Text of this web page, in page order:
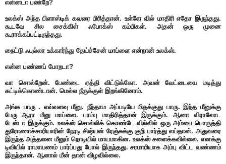
என்னடா பண்றே?
உலக்ஸ் அந்த பிளாஸ்டிக் கவரை பிரித்தான். உள்ளே வில் மாதிரி எதோ இருந்தது.
கூடவே சில சைக்கிள் ஃபோக்ஸ் கம்பிகள். அதன் ஒரு முனை
கூராக்கப்பட்டிருந்தது.
நைட்டு ஃபுல்லா உக்கார்ந்து தேய்ச்சேன் மாப்ளை என்றான் உலக்ஸ்.
என்ன பண்ணப் போறடா?
வா சொல்றேன். பேண்டை ஏத்தி விட்டுக்கோ. அவன் வேட்டையை மடித்து
கட்டிக்கொண்டான். மெல்ல நீருக்குள் இறங்கினோம்.
அங்க பாரு . எவ்வளவு மீனு. நீந்தாம அப்படியே மிதக்குது பாரு. இந்த மீனுக்கு
பேரு ஆரா மீனு மாப்ளை. பாம்பு மாதிரித்தான் இருக்கும். ஆனா விராலோட
டேஸ்டா இருக்கும். உலக்ஸ் சொல்லிக் கொண்டே வில்லில் ஒரு அம்பை பொருத்தி
துரோணாச்சாரியாரின் நேரடி சிஷ்யன் ரேஞ்சுக்கு குறி பார்த்து எய்தான். அதுவரை
இருந்த அத்தனை மீனும் நொடியில் மாயமாகின. உலக்ஸ் சளைக்கவில்லை. எனக்கு
டிவியில் ராமாயணம் பார்ப்பது போல் இருந்தது. சரமாரியாக அம்பு விட்ட வண்ணம்
இருந்தான். ஆனால் மீன் தான் விழவில்லை.